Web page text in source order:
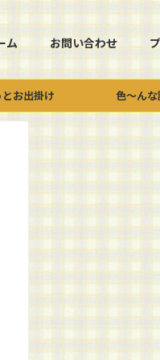
ム お問い合わせ
お出掛け 色～んな